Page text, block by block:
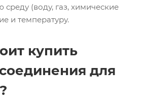
среду (воду, газ, химические
и температуру.
купить
для